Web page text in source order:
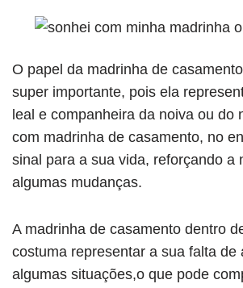
O papel da madrinha de
super importante, pois ela
leal e companheira da noiva ou do
com madrinha de casamento, no
sinal para a sua vida, reforçando a
algumas mudanças.
A madrinha de casamento dentro
costuma representar a sua falta de
algumas situações,o que pode